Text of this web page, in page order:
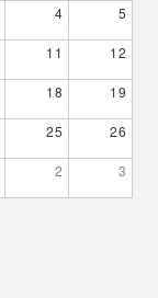
4 5
11 12
18 19
25 26
2 3